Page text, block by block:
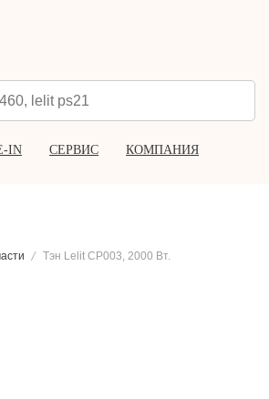
IN СЕРВИС КОМПАНИЯ
Тэн Lelit CP003, 2000 Вт.